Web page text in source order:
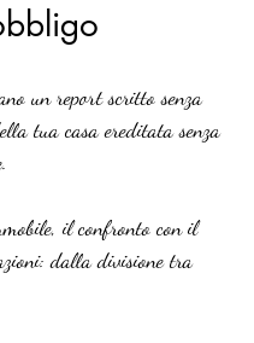
un report scritto senza
tua casa ereditata senza
il confronto con il
dalla divisione tra